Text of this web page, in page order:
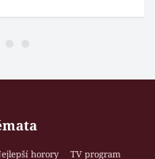
horory
TV program